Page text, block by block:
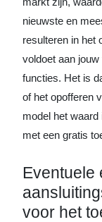
nieuwste en
resulteren in het
voldoet aan
functies. Het is
of het opofferen
model het
met een gratis
Eventuele
voor het